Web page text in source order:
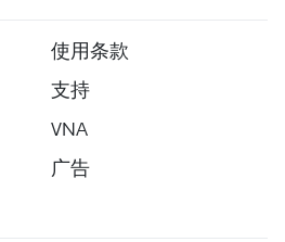
使用条款
支持
VNA
广告